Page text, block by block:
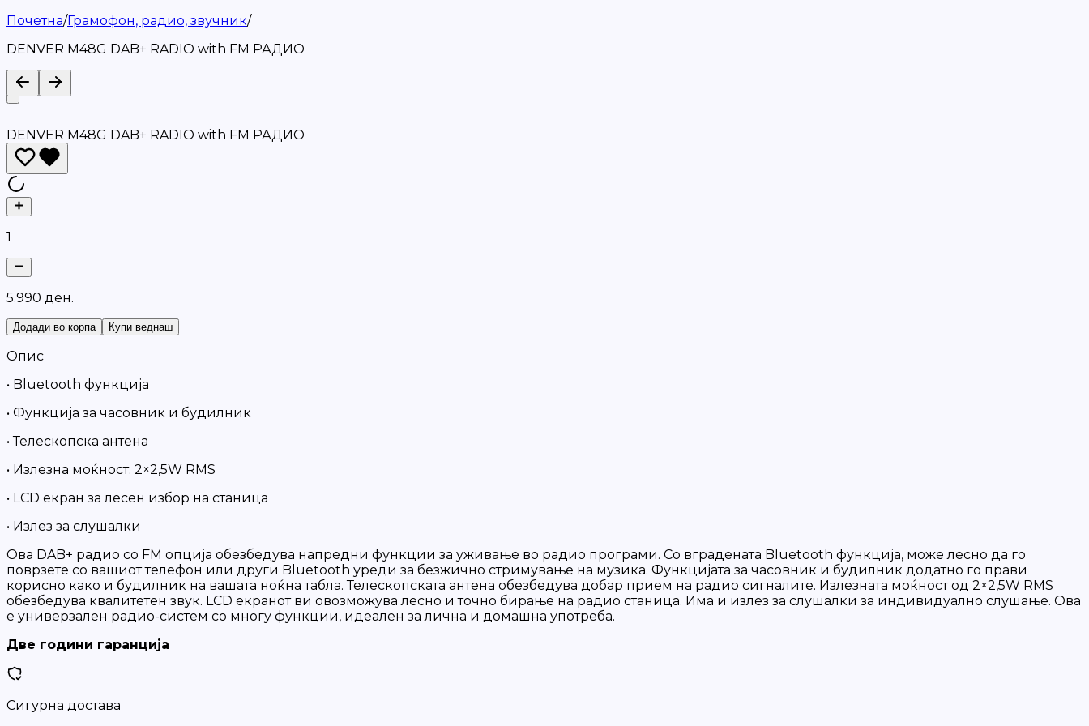
Почетна/Грамофон, радио, звучник/
DENVER M48G DAB+ RADIO with FM РАДИО
DENVER M48G DAB+ RADIO with FM РАДИО
1
5.990 ден.
Додади во корпа Купи веднаш
Опис
• Bluetooth функција
• Функција за часовник и будилник
• Телескопска антена
• Излезна моќност: 2×2,5W RMS
• LCD екран за лесен избор на станица
• Излез за слушалки
Ова DAB+ радио со FM опција обезбедува напредни функции за уживање во радио програми. Со вградената Bluetooth функција, може лесно да го
поврзете со вашиот телефон или други Bluetooth уреди за безжично стримување на музика. Функцијата за часовник и будилник додатно го прави
корисно како и будилник на вашата ноќна табла. Телескопската антена обезбедува добар прием на радио сигналите. Излезната моќност од 2×2,5W RMS
обезбедува квалитетен звук. LCD екранот ви овозможува лесно и точно бирање на радио станица. Има и излез за слушалки за индивидуално слушање. Ова
е универзален радио-систем со многу функции, идеален за лична и домашна употреба.
Две години гаранција
Сигурна достава